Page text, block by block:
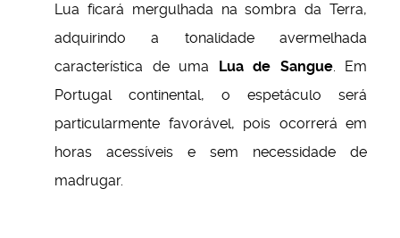
Lua ficará mergulhada na sombra da Terra,
adquirindo a tonalidade avermelhada
característica de uma Lua de Sangue. Em
Portugal continental, o espetáculo será
particularmente favorável, pois ocorrerá em
horas acessíveis e sem necessidade de
madrugar.